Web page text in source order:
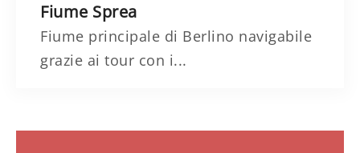
Fiume Sprea
Fiume principale di Berlino navigabile
grazie ai tour con i...